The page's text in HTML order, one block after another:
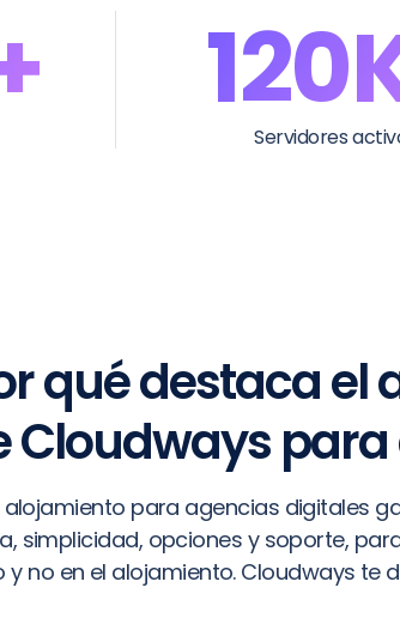
Servidores
qué destaca el
Cloudways
alojamiento para agencias digitales
simplicidad, opciones y soporte,
y no en el alojamiento. Cloudways te